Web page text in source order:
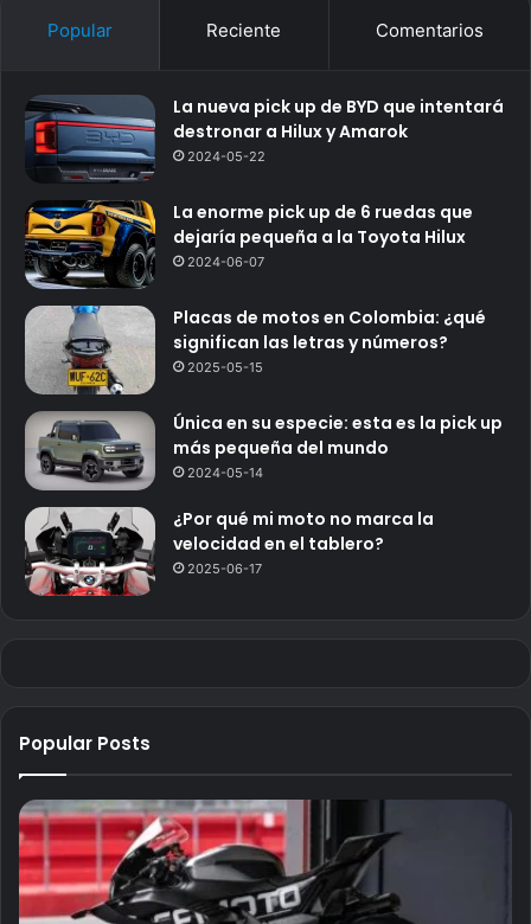
Popular Reciente Comentarios
La nueva pick up de BYD que intentará
destronar a Hilux y Amarok
2024-05-22
La enorme pick up de 6 ruedas que
dejaría pequeña a la Toyota Hilux
2024-06-07
Placas de motos en Colombia: ¿qué
significan las letras y números?
2025-05-15
Única en su especie: esta es la pick up
más pequeña del mundo
2024-05-14
¿Por qué mi moto no marca la
velocidad en el tablero?
2025-06-17
Popular Posts